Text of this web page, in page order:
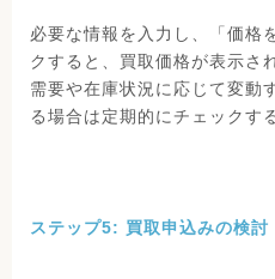
必要な情報を入力し、「価格
クすると、買取価格が表示さ
需要や在庫状況に応じて変動
る場合は定期的にチェックす
ステップ5: 買取申込みの検討